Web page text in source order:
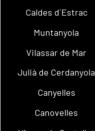
Caldes d´Estrac
Muntanyola
Vilassar de Mar
Julià de Cerdanyola
Canyelles
Canovelles